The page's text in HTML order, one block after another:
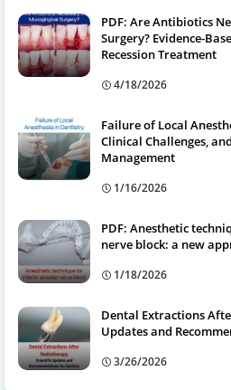
PDF: Are Antibiotics
Surgery? Evidence-
Recession Treatment
4/18/2026
Failure of Local
Clinical Challenges,
Management
1/16/2026
PDF: Anesthetic
nerve block: a new
1/18/2026
Dental Extractions
Updates and
3/26/2026